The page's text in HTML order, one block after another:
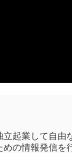
起業して自由
の情報発信を